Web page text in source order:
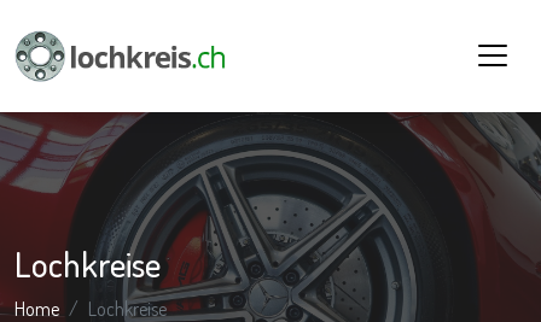
Lochkreise
Home Lochkreise